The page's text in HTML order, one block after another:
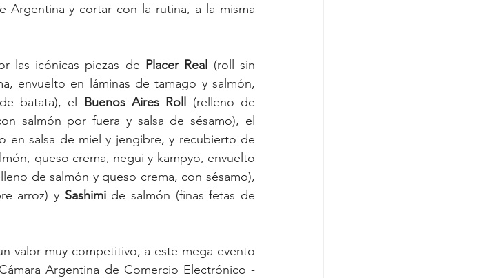
Argentina y cortar con la rutina, a la misma
las icónicas piezas de Placer Real
(roll sin
envuelto en láminas de tamago y salmón,
batata), el
Buenos Aires Roll
(relleno de
en salsa de miel y jengibre, y recubierto de
queso crema, negui y kampyo, envuelto
arroz) y Sashimi de salmón (finas fetas de
valor muy competitivo, a este mega evento
Argentina de Comercio Electrónico -